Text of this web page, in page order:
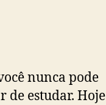
nunca pode
de estudar. Hoje